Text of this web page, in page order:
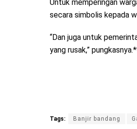
Untuk memperingan
secara simbolis kepada
“Dan juga untuk
yang rusak,”
Tags: Banjir bandang